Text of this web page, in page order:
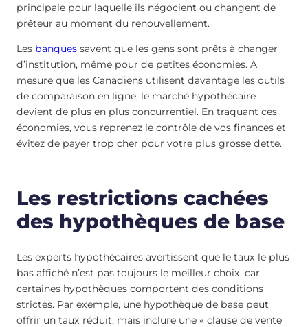
principale pour laquelle ils négocient ou changent de
prêteur au moment du renouvellement.
Les banques savent que les gens sont prêts à changer
d’institution, même pour de petites économies. À
mesure que les Canadiens utilisent davantage les outils
de comparaison en ligne, le marché hypothécaire
devient de plus en plus concurrentiel. En traquant ces
économies, vous reprenez le contrôle de vos finances et
évitez de payer trop cher pour votre plus grosse dette.
Les restrictions cachées
des hypothèques de base
Les experts hypothécaires avertissent que le taux le plus
bas affiché n’est pas toujours le meilleur choix, car
certaines hypothèques comportent des conditions
strictes. Par exemple, une hypothèque de base peut
offrir un taux réduit, mais inclure une « clause de vente